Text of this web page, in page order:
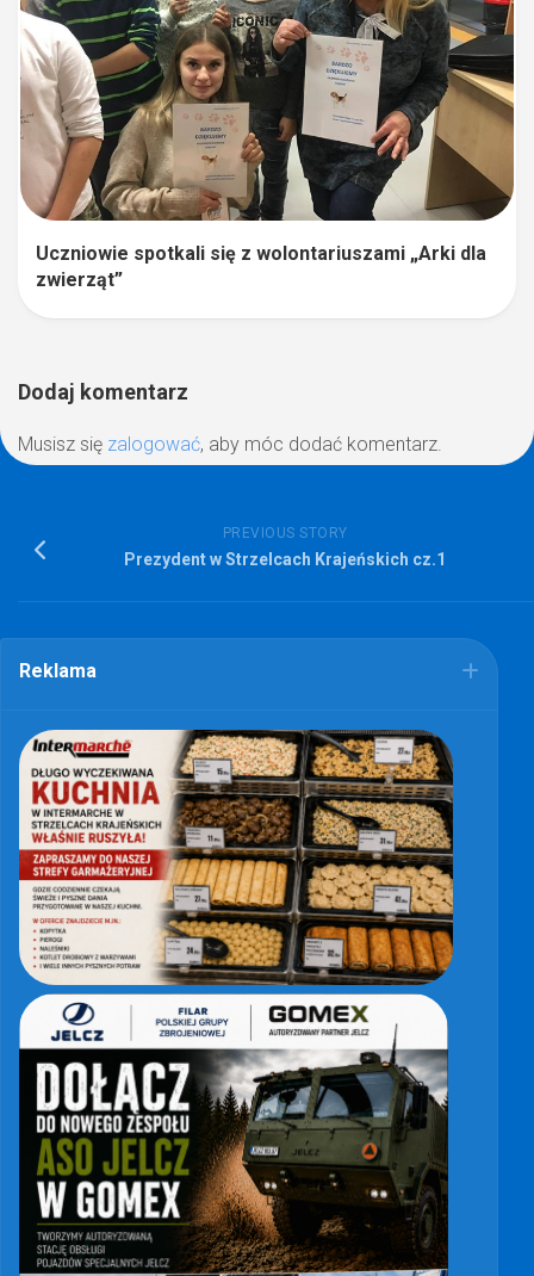
Uczniowie spotkali się z wolontariuszami „Arki dla
zwierząt”
Dodaj komentarz
Musisz się zalogować, aby móc dodać komentarz.
PREVIOUS STORY
Prezydent w Strzelcach Krajeńskich cz.1
Reklama